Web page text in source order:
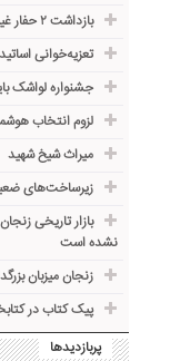
بازداشت ۲ حفار غیرقانونی در سایت سارمساقلو زنجان
تعزیه‌خوانی
جشنواره لواشک
لزوم انتخاب
میراث شیخ شهید
زیرساخت‌های
بازار تاریخی
نشده است
زنجان میزبان
پیک کتاب در
پربازدیدها